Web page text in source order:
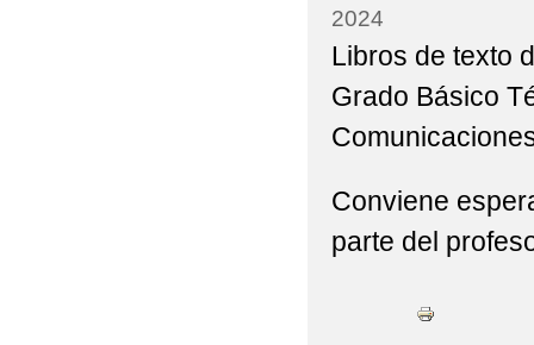
2024
Libros de texto
Grado Básico
Conviene
parte del